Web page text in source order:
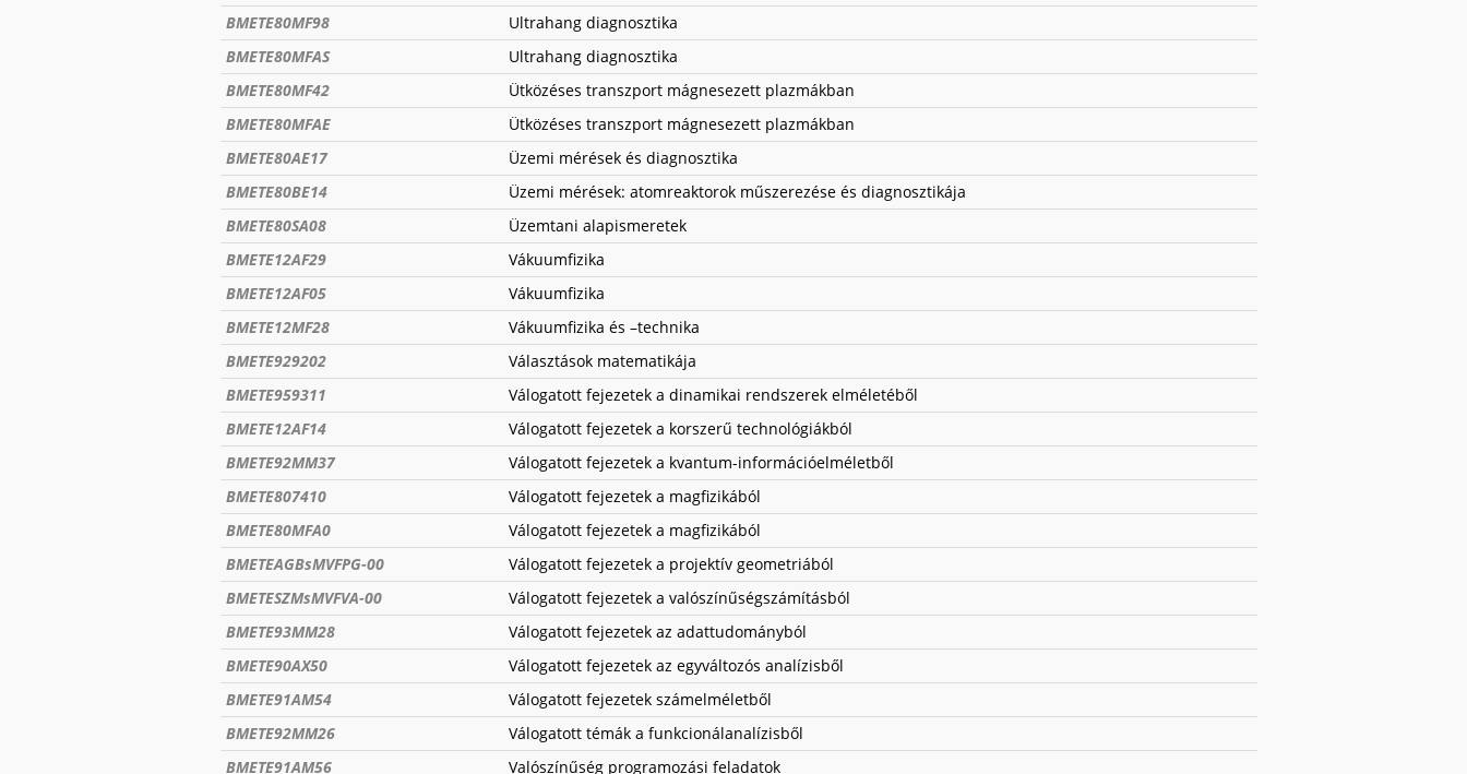
BMETE80MF98
Ultrahang diagnosztika
BMETE80MFAS
Ultrahang diagnosztika
BMETE80MF42
Ütközéses transzport mágnesezett plazmákban
BMETE80MFAE
Ütközéses transzport mágnesezett plazmákban
BMETE80AE17
Üzemi mérések és diagnosztika
BMETE80BE14
Üzemi mérések: atomreaktorok műszerezése és diagnosztikája
BMETE80SA08
Üzemtani alapismeretek
BMETE12AF29
Vákuumfizika
BMETE12AF05
Vákuumfizika
BMETE12MF28
Vákuumfizika és –technika
BMETE929202
Választások matematikája
BMETE959311
Válogatott fejezetek a dinamikai rendszerek elméletéből
BMETE12AF14
Válogatott fejezetek a korszerű technológiákból
BMETE92MM37
Válogatott fejezetek a kvantum-információelméletből
BMETE807410
Válogatott fejezetek a magfizikából
BMETE80MFA0
Válogatott fejezetek a magfizikából
BMETEAGBsMVFPG-00
Válogatott fejezetek a projektív geometriából
BMETESZMsMVFVA-00
Válogatott fejezetek a valószínűségszámításból
BMETE93MM28
Válogatott fejezetek az adattudományból
BMETE90AX50
Válogatott fejezetek az egyváltozós analízisből
BMETE91AM54
Válogatott fejezetek számelméletből
BMETE92MM26
Válogatott témák a funkcionálanalízisből
BMETE91AM56
Valószínűség programozási feladatok